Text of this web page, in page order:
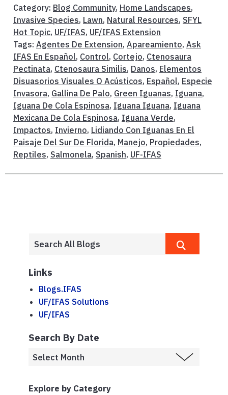
Category: Blog Community, Home Landscapes,
Invasive Species, Lawn, Natural Resources, SFYL
Hot Topic, UF/IFAS, UF/IFAS Extension
Tags: Agentes De Extension, Apareamiento, Ask
IFAS En Español, Control, Cortejo, Ctenosaura
Pectinata, Ctenosaura Similis, Danos, Elementos
Disuasorios Visuales O Acústicos, Español, Especie
Invasora, Gallina De Palo, Green Iguanas, Iguana,
Iguana De Cola Espinosa, Iguana Iguana, Iguana
Mexicana De Cola Espinosa, Iguana Verde,
Impactos, Invierno, Lidiando Con Iguanas En El
Paisaje Del Sur De Florida, Manejo, Propiedades,
Reptiles, Salmonela, Spanish, UF-IFAS
Links
Blogs.IFAS
UF/IFAS Solutions
UF/IFAS
Search By Date
Explore by Category